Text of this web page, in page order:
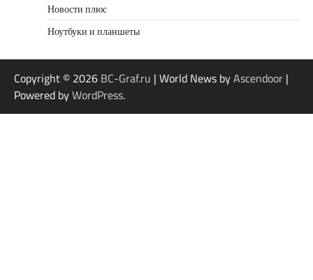
Новости плюс
Ноутбуки и планшеты
Copyright © 2026 BC-Graf.ru | World News byAscendoor |
Powered byWordPress.